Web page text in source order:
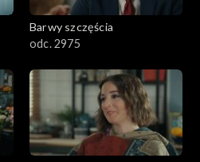
Barwy szczęścia
odc. 2975